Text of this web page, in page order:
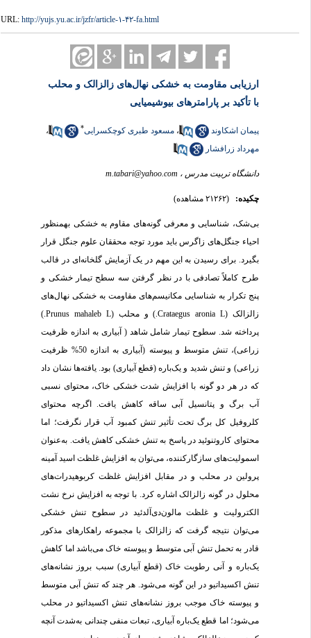
URL:http://yujs.yu.ac.ir/jzfr/article-۱-۴۲-fa.html
ارزیابی مقاومت به خشکی نهال‌های زالزالک و محلب
با تأکید بر پارامترهای بیوشیمیایی
پیمان اشکاوند ،مسعود طبری کوچکسرایی
،
مهرداد زرافشار
دانشگاه تربیت مدرس ،m.tabari@yahoo.com
چکیده: (۲۱۲۶۲ مشاهده)
بی‌شک، شناسایی و معرفی گونه‌های مقاوم به خشکی بهمنظور
احیاء جنگل‌های زاگرس باید مورد توجه محققان علوم جنگل قرار
بگیرد. برای رسیدن به این مهم در یک آزمایش گلخانه‌ای در قالب
طرح کاملاً تصادفی با در نظر گرفتن سه سطح تیمار خشکی و
پنج تکرار به شناسایی مکانیسم‌های مقاومت به خشکی نهال‌های
زالزالک (Crataegus aronia L.) و محلب (Prunus mahaleb L.)
پرداخته شد. سطوح تیمار شامل شاهد ( آبیاری به اندازه ظرفیت
زراعی)، تنش متوسط و پیوسته (آبیاری به اندازه 50% ظرفیت
زراعی) و تنش شدید و یک‌باره (قطع آبیاری) بود. یافته‌ها نشان داد
که در هر دو گونه با افزایش شدت خشکی خاک، محتوای نسبی
آب برگ و پتانسیل آبی ساقه کاهش یافت. اگرچه محتوای
کلروفیل کل برگ تحت تأثیر تنش کمبود آب قرار نگرفت؛ اما
محتوای کاروتنوئید در پاسخ به تنش خشکی کاهش یافت. به‌عنوان
اسمولیت‌های سازگارکننده، می‌توان به افزایش غلظت اسید آمینه
پرولین در محلب و در مقابل افزایش غلظت کربوهیدرات‌های
محلول در گونه زالزالک اشاره کرد. با توجه به افزایش نرخ نشت
الکترولیت و غلظت مالون‌دی‌آلدئید در سطوح تنش خشکی
می‌توان نتیجه گرفت که زالزالک با مجموعه راهکارهای مذکور
قادر به تحمل تنش آبی متوسط و پیوسته خاک می‌باشد اما کاهش
یک‌باره و آنی رطوبت خاک (قطع آبیاری) سبب بروز نشانه‌های
تنش اکسیداتیو در این گونه می‌شود. هر چند که تنش آبی متوسط
و پیوسته خاک موجب بروز نشانه‌های تنش اکسیداتیو در محلب
می‌شود؛ اما قطع یک‌باره آبیاری، تبعات منفی چندانی به‌شدت آنچه